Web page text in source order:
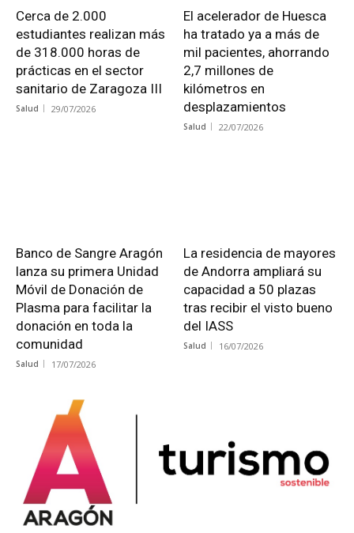
Cerca de 2.000
estudiantes realizan más
de 318.000 horas de
prácticas en el sector
sanitario de Zaragoza III
Salud 29/07/2026
El acelerador de Huesca
ha tratado ya a más de
mil pacientes, ahorrando
2,7 millones de
kilómetros en
desplazamientos
Salud 22/07/2026
Banco de Sangre Aragón
lanza su primera Unidad
Móvil de Donación de
Plasma para facilitar la
donación en toda la
comunidad
Salud 17/07/2026
La residencia de mayores
de Andorra ampliará su
capacidad a 50 plazas
tras recibir el visto bueno
del IASS
Salud 16/07/2026